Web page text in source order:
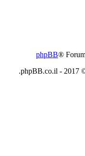
phpBB®
. ©